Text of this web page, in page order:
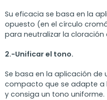
Su eficacia se basa en la
opuesto (en el círculo
para neutralizar la cloración
2.-Unificar el tono.
Se basa en la aplicación de
compacto que se adapte a
y consiga un tono uniforme.